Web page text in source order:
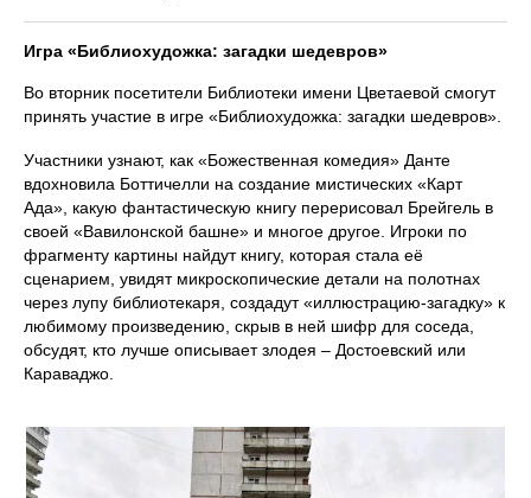
Игра «Библиохудожка: загадки шедевров»
Во вторник посетители Библиотеки имени Цветаевой смогут
принять участие в игре «Библиохудожка: загадки шедевров».
Участники узнают, как «Божественная комедия» Данте
вдохновила Боттичелли на создание мистических «Карт
Ада», какую фантастическую книгу перерисовал Брейгель в
своей «Вавилонской башне» и многое другое. Игроки по
фрагменту картины найдут книгу, которая стала её
сценарием, увидят микроскопические детали на полотнах
через лупу библиотекаря, создадут «иллюстрацию-загадку» к
любимому произведению, скрыв в ней шифр для соседа,
обсудят, кто лучше описывает злодея – Достоевский или
Караваджо.